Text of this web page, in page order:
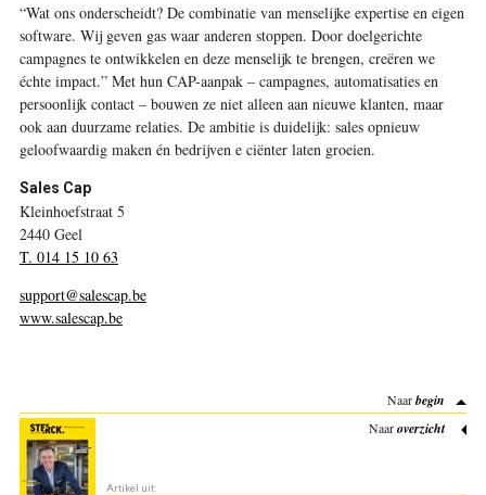
“Wat ons onderscheidt? De combinatie van menselijke expertise en eigen
software. Wij geven gas waar anderen stoppen. Door doelgerichte
campagnes te ontwikkelen en deze menselijk te brengen, creëren we
échte impact.” Met hun CAP-aanpak – campagnes, automatisaties en
persoonlijk contact – bouwen ze niet alleen aan nieuwe klanten, maar
ook aan duurzame relaties. De ambitie is duidelijk: sales opnieuw
geloofwaardig maken én bedrijven e ciënter laten groeien.
Sales Cap
Kleinhoefstraat 5
2440 Geel
T. 014 15 10 63
support@salescap.be
www.salescap.be
Naarbegin
Naaroverzicht
Artikel uit: